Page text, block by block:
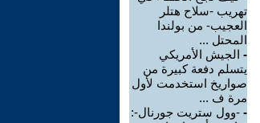
تهريب -سلاح هتلر
العجيب- من بولندا
المحتل ...
- الجيش الأمريكي
يتسلم دفعة كبيرة من
صواريخ استخدمت لأول
مرة ف ...
- -وول ستريت جورنال-: